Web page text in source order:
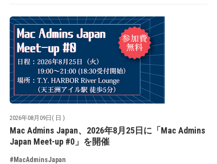
2026年08月09日( 日 )
Mac Admins Japan、2026年8月25日に「Mac Admins
Japan Meet-up #0」を開催
#MacAdminsJapan